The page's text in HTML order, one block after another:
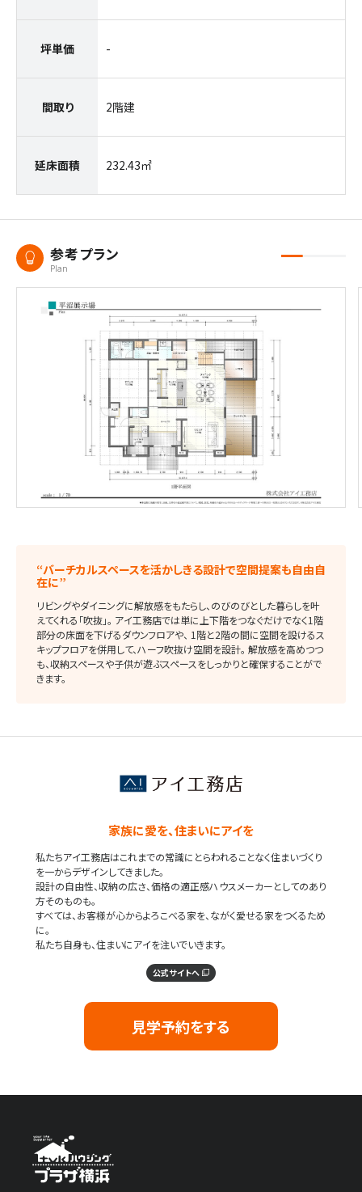
坪単価 -
間取り 2階建
延床面積 232.43㎡
参考プラン
Plan
“バーチカルスペースを活かしきる設計で空間提案も自由自
在に”
リビングやダイニングに解放感をもたらし、のびのびとした暮らしを叶
えてくれる「吹抜」。 アイ工務店では単に上下階をつなぐだけでなく1階
部分の床面を下げるダウンフロアや、 1階と2階の間に空間を設けるス
キップフロアを併用して、ハーフ吹抜け空間を設計。 解放感を高めつつ
も、収納スペースや子供が遊ぶスペースをしっかりと確保することがで
きます。
家族に愛を、住まいにアイを
私たちアイ工務店はこれまでの常識にとらわれることなく住まいづくり
を一からデザインしてきました。
設計の自由性、収納の広さ、価格の適正感ハウスメーカーとしてのあり
方そのものも。
すべては、お客様が心からよろこべる家を、ながく愛せる家をつくるため
に。
私たち自身も、住まいにアイを注いでいきます。
公式サイトへ
見学予約をする